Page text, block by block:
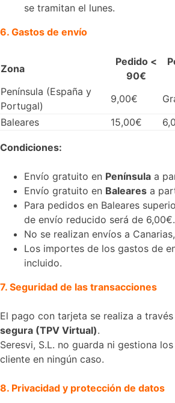
se tramitan el lunes.
6. Gastos de envío
Zona
Pedido <
90€
Península (España y
Portugal)
9,00€
Baleares
15,00€
Condiciones:
Envío gratuito en Península a
Envío gratuito en Baleares a
Para pedidos en Baleares
de envío reducido será de 6,00€.
No se realizan envíos a
Los importes de los gastos de
incluido.
7. Seguridad de las transacciones
El pago con tarjeta se realiza a través
segura (TPV Virtual).
Seresvi, S.L. no guarda ni gestiona
cliente en ningún caso.
8. Privacidad y protección de datos